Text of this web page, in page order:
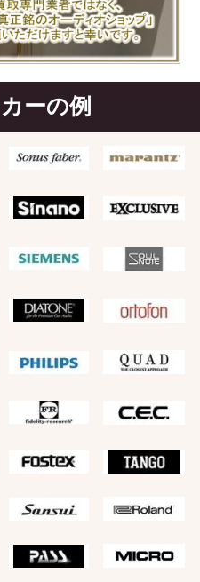
ーの例